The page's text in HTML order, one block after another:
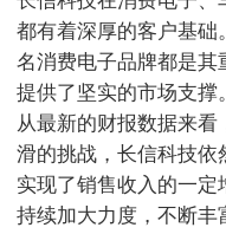
都有着深厚的客户基础
名消费电子品牌都是其
提供了坚实的市场支撑。
从最新的财报数据来
滑的挑战，长信科技依
实现了销售收入的一
持续加大力度，不断丰